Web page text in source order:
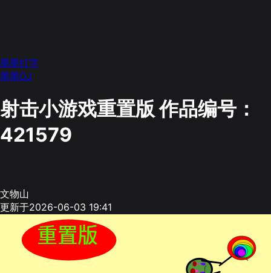
墨墨打字
墨墨OJ
射击小游戏重置版作品编号：
421579
文物山
更新于2026-06-03 19:41